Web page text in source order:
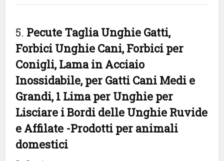
5. Pecute Taglia Unghie Gatti,
Forbici Unghie Cani, Forbici per
Conigli, Lama in Acciaio
Inossidabile, per Gatti Cani Medi e
Grandi, 1 Lima per Unghie per
Lisciare i Bordi delle Unghie Ruvide
e Affilate -Prodotti per animali
domestici